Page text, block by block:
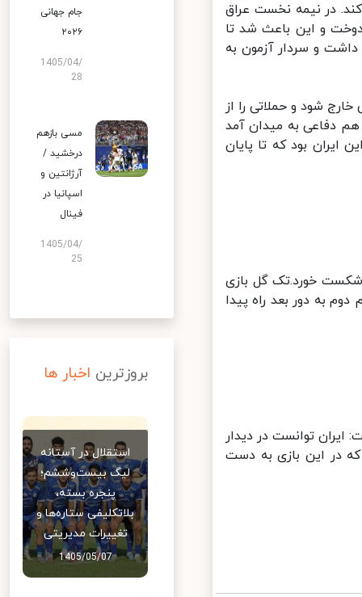
در نیمه نخست عراق
و این باعث شد تا
و سردار آزمون به
شود و حملاتی را از
دفاعی به میدان آمد
بود که تا پایان
خورد.تک گل بازی
به دور بعد راه پیدا
توانست در دیدار
در این بازی به دست
جام جهانی
۲۰۲۶
1405/04/
28
مسی بازهم
درخشید /
آرژانتین و
اسپانیا در
فینال
1405/04/
25
بروزترین اخبار ها
استقلال در آستانه
لیگ بیست‌وششم؛
پنجره بسته،
بلاتکلیفی ستاره‌ها و
تغییرات مدیریتی
1405/05/07